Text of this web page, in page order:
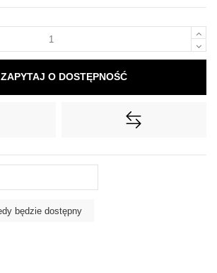
ZAPYTAJ O DOSTĘPNOŚĆ